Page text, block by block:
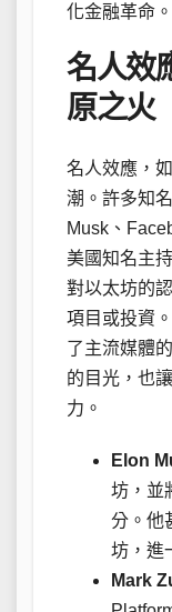
化金融革命。
名人效
原之火
名人效應，
潮。許多知
Musk、
美國知名主
對以太坊的
項目或投資
了主流媒體
的目光，也
力。
Elon
坊，並
分。他
坊，進
Mark